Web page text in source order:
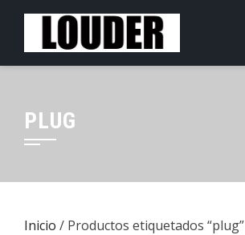
Saltar
contenido
PLUG
Inicio / Productos etiquetados “plug”